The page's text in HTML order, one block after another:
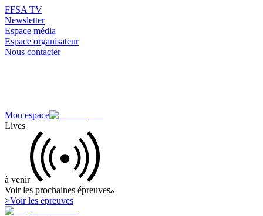
FFSA TV
Newsletter
Espace média
Espace organisateur
Nous contacter
Mon espace
Lives
à venir
Voir les prochaines épreuves
>Voir les épreuves